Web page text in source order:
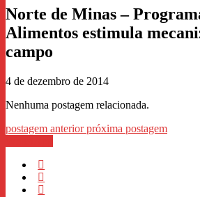
Norte de Minas –
Alimentos estimula
campo
4 de dezembro de 2014
Nenhuma postagem relacionada.
postagem anteriorpróxima postagem